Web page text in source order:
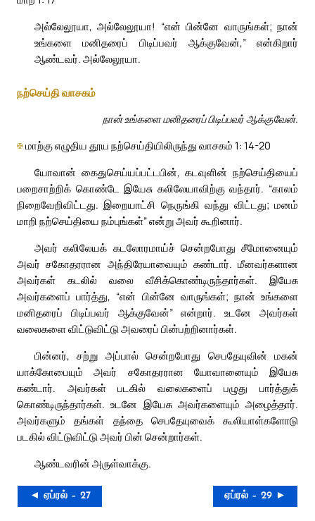
அல்லேலூயா, அல்லேலூயா! “என் பின்னே வாருங்கள்; நான்
உங்களை மனிதரைப் பிடிப்பவர் ஆக்குவேன்,” என்கிறார்
ஆண்டவர். அல்லேலூயா.
நற்செய்தி வாசகம்
நான் உங்களை மனிதரைப் பிடிப்பவர் ஆக்குவேன்.
✠மாற்கு எழுதிய தூய நற்செய்தியிலிருந்து வாசகம் 1: 14-20
யோவான் கைதுசெய்யப்பட்டபின், கடவுளின் நற்செய்தியைப்
பறைசாற்றிக் கொண்டே இயேசு கலிலேயாவிற்கு வந்தார். “காலம்
நிறைவேறிவிட்டது. இறையாட்சி நெருங்கி வந்து விட்டது; மனம்
மாறி நற்செய்தியை நம்புங்கள்” என்று அவர் கூறினார்.
அவர் கலிலேயக் கடலோரமாய்ச் சென்றபோது சீமோனையும்
அவர் சகோதரரான அந்திரேயாவையும் கண்டார். மீனவர்களான
அவர்கள் கடலில் வலை வீசிக்கொண்டிருந்தார்கள். இயேசு
அவர்களைப் பார்த்து, “என் பின்னே வாருங்கள்; நான் உங்களை
மனிதரைப் பிடிப்பவர் ஆக்குவேன்” என்றார். உடனே அவர்கள்
வலைகளை விட்டுவிட்டு அவரைப் பின்பற்றினார்கள்.
பின்னர், சற்று அப்பால் சென்றபோது செபதேயுவின் மகன்
யாக்கோபையும் அவர் சகோதரரான யோவானையும் இயேசு
கண்டார். அவர்கள் படகில் வலைகளைப் பழுது பார்த்துக்
கொண்டிருந்தார்கள். உடனே இயேசு அவர்களையும் அழைத்தார்.
அவர்களும் தங்கள் தந்தை செபதேயுவைக் கூலியாள்களோடு
படகில் விட்டுவிட்டு அவர் பின் சென்றார்கள்.
ஆண்டவரின் அருள்வாக்கு.
◄ ஏப்ரல் – 27 ஏப்ரல் – 29 ►